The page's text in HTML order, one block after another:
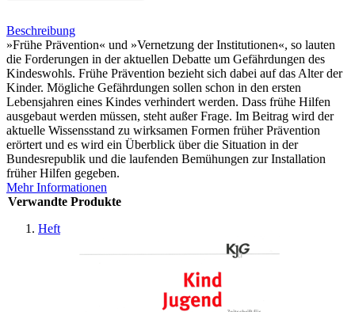
Beschreibung
»Frühe Prävention« und »Vernetzung der Institutionen«, so lauten
die Forderungen in der aktuellen Debatte um Gefährdungen des
Kindeswohls. Frühe Prävention bezieht sich dabei auf das Alter der
Kinder. Mögliche Gefährdungen sollen schon in den ersten
Lebensjahren eines Kindes verhindert werden. Dass frühe Hilfen
ausgebaut werden müssen, steht außer Frage. Im Beitrag wird der
aktuelle Wissensstand zu wirksamen Formen früher Prävention
erörtert und es wird ein Überblick über die Situation in der
Bundesrepublik und die laufenden Bemühungen zur Installation
früher Hilfen gegeben.
Mehr Informationen
Verwandte Produkte
Heft